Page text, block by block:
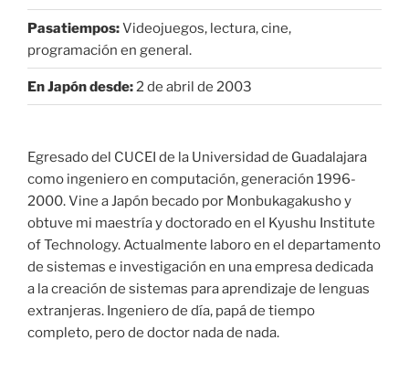
Pasatiempos:Videojuegos, lectura, cine,
programación en general.
En Japón desde: 2 de abril de 2003
Egresado del CUCEI de la Universidad de Guadalajara
como ingeniero en computación, generación 1996-
2000. Vine a Japón becado por Monbukagakusho y
obtuve mi maestría y doctorado en el Kyushu Institute
of Technology. Actualmente laboro en el departamento
de sistemas e investigación en una empresa dedicada
a la creación de sistemas para aprendizaje de lenguas
extranjeras. Ingeniero de día, papá de tiempo
completo, pero de doctor nada de nada.